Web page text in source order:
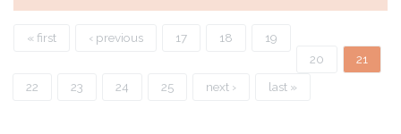
Pages
« first ‹ previous 17 18
19
20
21
22
23 24 25 next › last »